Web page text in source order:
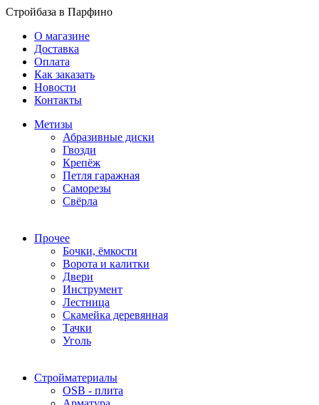
Стройбаза в Парфино
О магазине
Доставка
Оплата
Как заказать
Новости
Контакты
Метизы
Абразивные диски
Гвозди
Крепёж
Петля гаражная
Саморезы
Свёрла
Прочее
Бочки, ёмкости
Ворота и калитки
Двери
Инструмент
Лестница
Скамейка деревянная
Тачки
Уголь
Стройматериалы
OSB - плита